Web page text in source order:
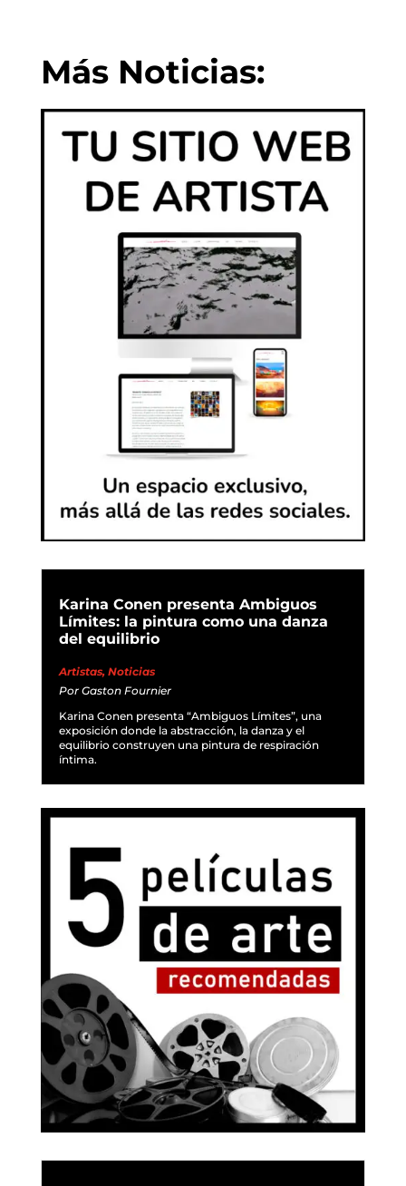
Más Noticias:
Karina Conen presenta Ambiguos
Límites: la pintura como una danza
del equilibrio
Artistas, Noticias
Por Gaston Fournier
Karina Conen presenta “Ambiguos Límites”, una
exposición donde la abstracción, la danza y el
equilibrio construyen una pintura de respiración
íntima.